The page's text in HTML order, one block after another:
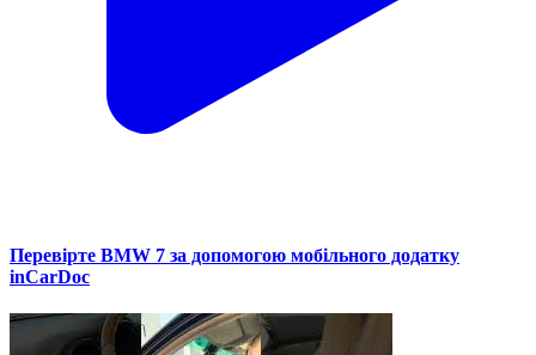
Перевірте BMW 7 за допомогою мобільного додатку
inCarDoc